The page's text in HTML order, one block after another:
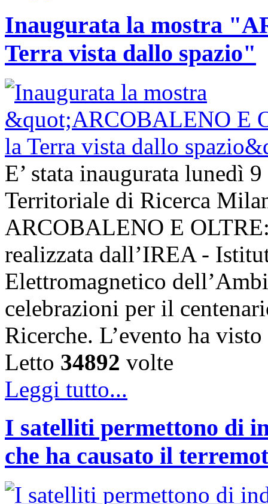
Inaugurata la mostra
Terra vista dallo spazio"
E’ stata inaugurata lunedì
Territoriale di Ricerca
ARCOBALENO E
realizzata dall’IREA -
Elettromagnetico
celebrazioni per il
Ricerche. L’evento ha
Letto 34892 volte
Leggi tutto...
I satelliti permettono di
che ha causato il